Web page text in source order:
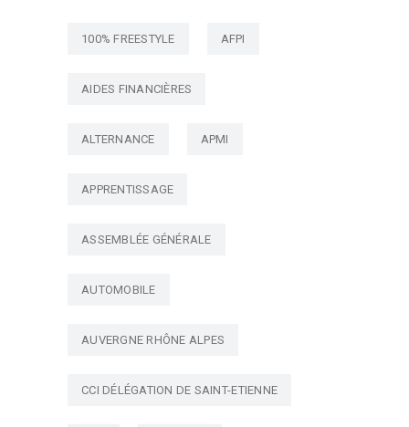
100% FREESTYLE AFPI
AIDES FINANCIÈRES
ALTERNANCE APMI
APPRENTISSAGE
ASSEMBLÉE GÉNÉRALE
AUTOMOBILE
AUVERGNE RHÔNE ALPES
CCI DÉLÉGATION DE SAINT-ETIENNE